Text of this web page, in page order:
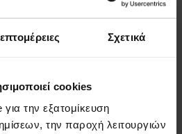
Σχετικά
cookies
την εξατομίκευση
την παροχή λειτουργιών
Δράση